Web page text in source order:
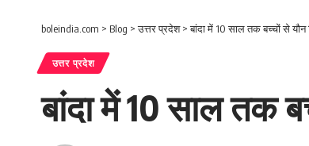
boleindia.com > Blog >उत्तर प्रदेश>बांदा में 10 साल तक बच्चों से
उत्तर प्रदेश
बांदा में 10 साल तक